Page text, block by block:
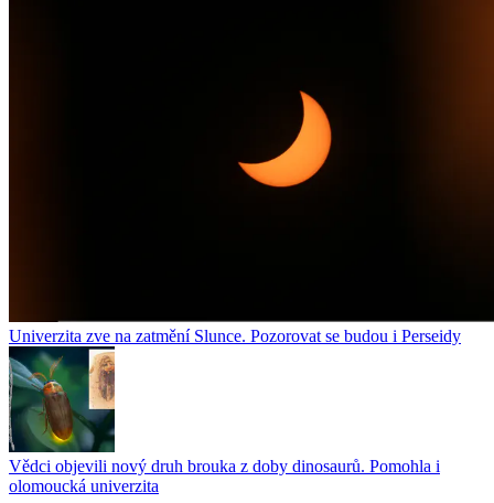
Univerzita zve na zatmění Slunce. Pozorovat se budou i Perseidy
Vědci objevili nový druh brouka z doby dinosaurů. Pomohla i
olomoucká univerzita